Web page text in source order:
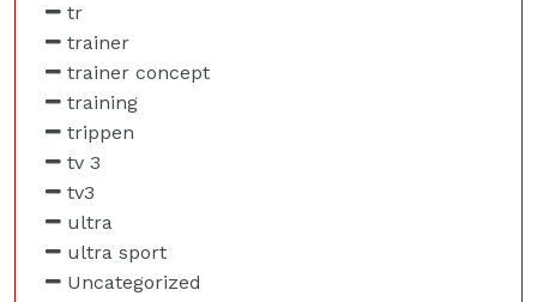
tr
trainer
trainer concept
training
trippen
tv 3
tv3
ultra
ultra sport
Uncategorized